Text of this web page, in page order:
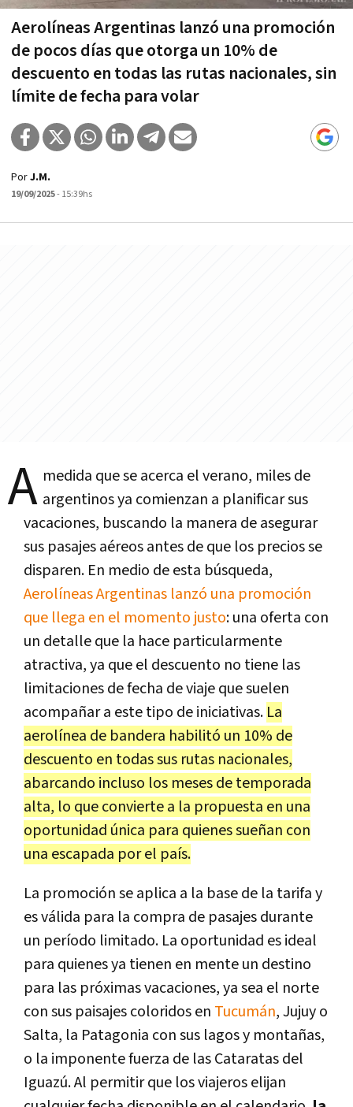
Aerolíneas Argentinas lanzó una promoción
de pocos días que otorga un 10% de
descuento en todas las rutas nacionales, sin
límite de fecha para volar
PorJ.M.
19/09/2025- 15:39hs
A medida que se acerca el verano, miles de
argentinos ya comienzan a planificar sus
vacaciones, buscando la manera de asegurar
sus pasajes aéreos antes de que los precios se
disparen. En medio de esta búsqueda,
Aerolíneas Argentinas lanzó una promoción
que llega en el momento justo: una oferta con
un detalle que la hace particularmente
atractiva, ya que el descuento no tiene las
limitaciones de fecha de viaje que suelen
acompañar a este tipo de iniciativas. La
aerolínea de bandera habilitó un 10% de
descuento en todas sus rutas nacionales,
abarcando incluso los meses de temporada
alta, lo que convierte a la propuesta en una
oportunidad única para quienes sueñan con
una escapada por el país.
La promoción se aplica a la base de la tarifa y
es válida para la compra de pasajes durante
un período limitado. La oportunidad es ideal
para quienes ya tienen en mente un destino
para las próximas vacaciones, ya sea el norte
con sus paisajes coloridos en Tucumán, Jujuy o
Salta, la Patagonia con sus lagos y montañas,
o la imponente fuerza de las Cataratas del
Iguazú. Al permitir que los viajeros elijan